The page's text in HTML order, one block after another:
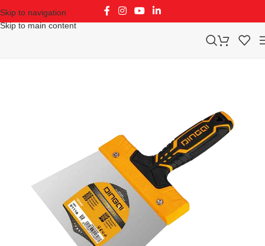
Skip to navigation
Skip to main content